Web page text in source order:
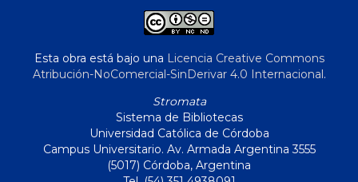
Esta obra está bajo una Licencia Creative Commons
Atribución-NoComercial-SinDerivar 4.0 Internacional.
Stromata
Sistema de Bibliotecas
Universidad Católica de Córdoba
Campus Universitario. Av. Armada Argentina 3555
(5017) Córdoba, Argentina